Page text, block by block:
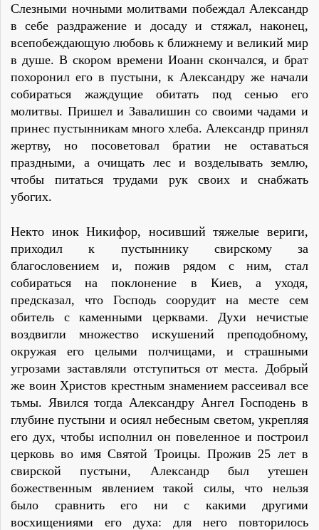
Слезными ночными молитвами побеждал Александр
в себе раздражение и досаду и стяжал, наконец,
всепобеждающую любовь к ближнему и великий мир
в душе. В скором времени Иоанн скончался, и брат
похоронил его в пустыни, к Александру же начали
собираться жаждущие обитать под сенью его
молитвы. Пришел и Завалишин со своими чадами и
принес пустынникам много хлеба. Александр принял
жертву, но посоветовал братии не оставаться
праздными, а очищать лес и возделывать землю,
чтобы питаться трудами рук своих и снабжать
убогих.
Некто инок Никифор, носивший тяжелые вериги,
приходил к пустыннику свирскому за
благословением и, пожив рядом с ним, стал
собираться на поклонение в Киев, а уходя,
предсказал, что Господь соорудит на месте сем
обитель с каменными церквами. Духи нечистые
воздвигли множество искушений преподобному,
окружая его целыми полчищами, и страшными
угрозами заставляли отступиться от места. Добрый
же воин Христов крестным знамением рассеивал все
тьмы. Явился тогда Александру Ангел Господень в
глубине пустыни и осиял небесным светом, укрепляя
его дух, чтобы исполнил он повеленное и построил
церковь во имя Святой Троицы. Прожив 25 лет в
свирской пустыни, Александр был утешен
божественным явлением такой силы, что нельзя
было сравнить его ни с какими другими
восхищениями его духа: для него повторилось